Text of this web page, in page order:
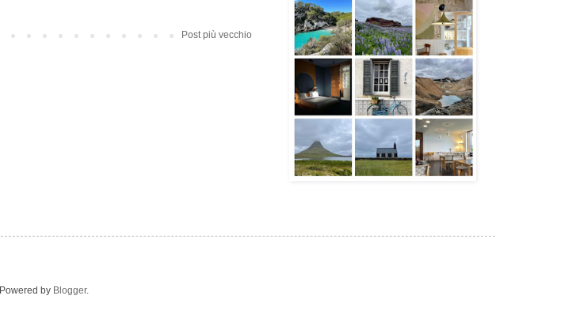
Post più vecchio
Powered by Blogger.